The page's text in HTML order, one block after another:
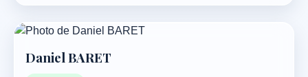
Daniel BARET